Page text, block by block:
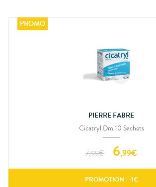
PIERRE FABRE
Cicatryl Dm 10 Sachets
7,99€ 6,99€
PROMOTION : -1€